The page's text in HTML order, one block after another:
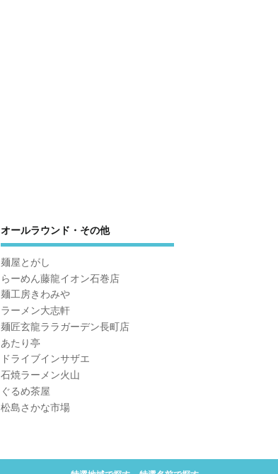
オールラウンド・その他
麺屋とがし
らーめん藤龍イオン石巻店
麺工房きわみや
ラーメン大志軒
麺匠玄龍ララガーデン長町店
あたり亭
ドライブインサザエ
石焼ラーメン火山
ぐるめ茶屋
松島さかな市場